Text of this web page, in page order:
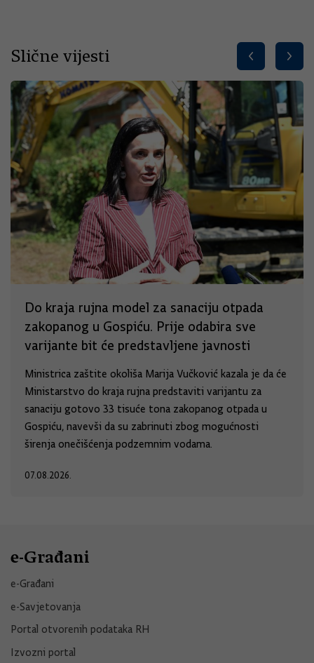
Slične vijesti
Do kraja rujna model za sanaciju otpada
zakopanog u Gospiću. Prije odabira sve
varijante bit će predstavljene javnosti
Ministrica zaštite okoliša Marija Vučković kazala je da će
Ministarstvo do kraja rujna predstaviti varijantu za
sanaciju gotovo 33 tisuće tona zakopanog otpada u
Gospiću, navevši da su zabrinuti zbog mogućnosti
širenja onečišćenja podzemnim vodama.
07.08.2026.
e-Građani
e-Građani
e-Savjetovanja
Portal otvorenih podataka RH
Izvozni portal